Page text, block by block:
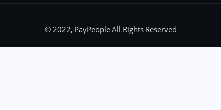
© 2022, PayPeople All Rights Reserved